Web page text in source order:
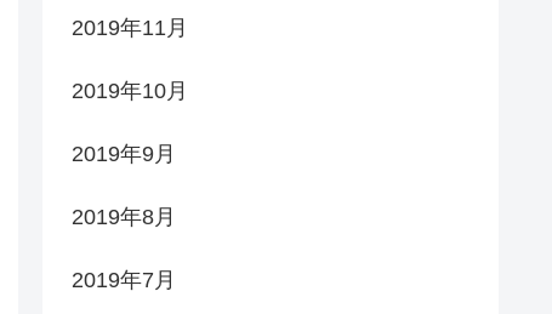
2019年11月
2019年10月
2019年9月
2019年8月
2019年7月